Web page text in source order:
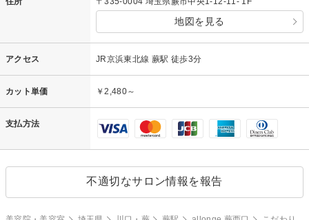
地図を見る
アクセス JR京浜東北線 蕨駅 徒歩3分
カット単価 ￥2,480～
支払方法
不適切なサロン情報を報告